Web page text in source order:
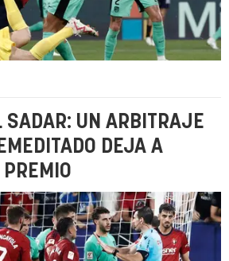
SADAR: UN ARBITRAJE
DEJA A